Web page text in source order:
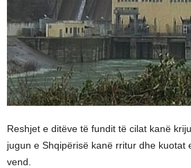
Reshjet e ditëve të fundit të cilat kanë
jugun e Shqipërisë kanë rritur dhe kuotat
vend.